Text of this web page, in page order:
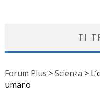
TI
Forum Plus >Scienza >
umano